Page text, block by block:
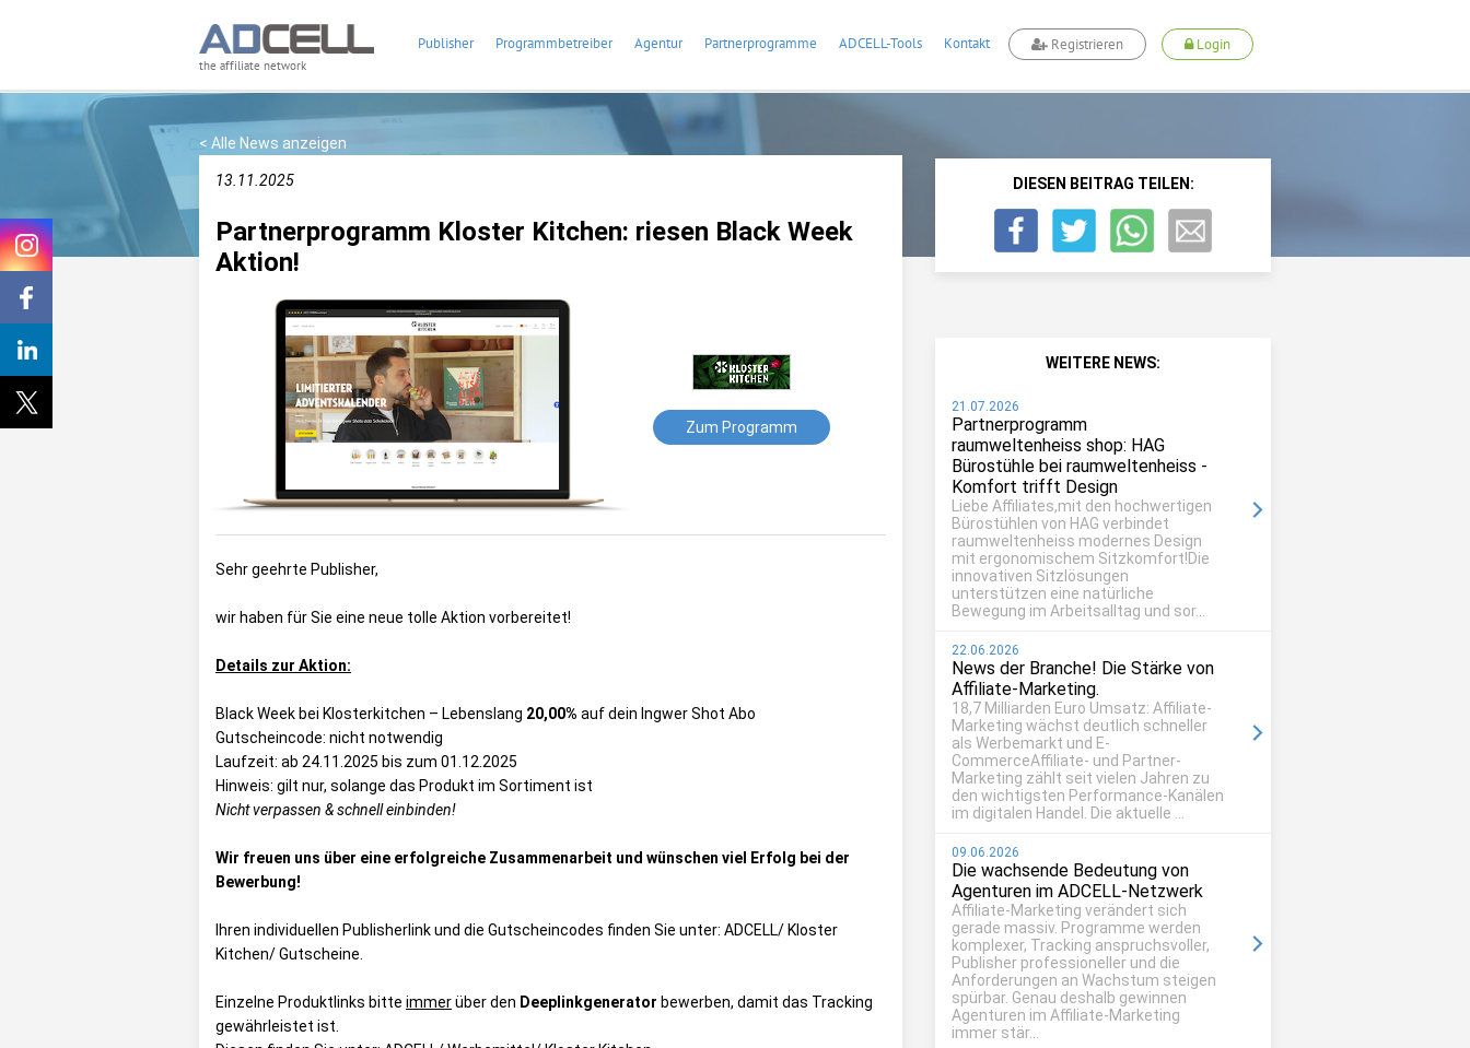
the affiliate network
Publisher Programmbetreiber Agentur Partnerprogramme ADCELL-Tools Kontakt Registrieren Login
< Alle News anzeigen
13.11.2025
Partnerprogramm Kloster Kitchen: riesen Black Week
Aktion!
Zum Programm
Sehr geehrte Publisher,
wir haben für Sie eine neue tolle Aktion vorbereitet!
Details zur Aktion:
Black Week bei Klosterkitchen – Lebenslang 20,00% auf dein Ingwer Shot Abo
Gutscheincode: nicht notwendig
Laufzeit: ab 24.11.2025 bis zum 01.12.2025
Hinweis: gilt nur, solange das Produkt im Sortiment ist
Nicht verpassen & schnell einbinden!
Wir freuen uns über eine erfolgreiche Zusammenarbeit und wünschen viel Erfolg bei der
Bewerbung!
Ihren individuellen Publisherlink und die Gutscheincodes finden Sie unter: ADCELL/ Kloster
Kitchen/ Gutscheine
Einzelne Produktlinks bitte immerüber den Deeplinkgenerator bewerben, damit das Tracking
gewährleistet ist.
DIESEN BEITRAG TEILEN:
WEITERE NEWS:
21.07.2026
Partnerprogramm
raumweltenheiss shop: HAG
Bürostühle bei raumweltenheiss -
Komfort trifft Design
Liebe Affiliates,mit den hochwertigen
Bürostühlen von HAG verbindet
raumweltenheiss modernes Design
mit ergonomischem Sitzkomfort!Die
innovativen Sitzlösungen
unterstützen eine natürliche
Bewegung im Arbeitsalltag und sor...
22.06.2026
News der Branche! Die Stärke von
Affiliate-Marketing.
18,7 Milliarden Euro Umsatz: Affiliate-
Marketing wächst deutlich schneller
als Werbemarkt und E-
CommerceAffiliate- und Partner-
Marketing zählt seit vielen Jahren zu
den wichtigsten Performance-Kanälen
im digitalen Handel. Die aktuelle ...
09.06.2026
Die wachsende Bedeutung von
Agenturen im ADCELL-Netzwerk
Affiliate-Marketing verändert sich
gerade massiv. Programme werden
komplexer, Tracking anspruchsvoller,
Publisher professioneller und die
Anforderungen an Wachstum steigen
spürbar. Genau deshalb gewinnen
Agenturen im Affiliate-Marketing
immer stär...